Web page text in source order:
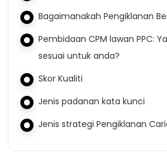
Bagaimanakah Pengiklanan
Pembidaan CPM lawan PPC:
sesuai untuk anda?
Skor Kualiti
Jenis padanan kata kunci
Jenis strategi Pengiklanan